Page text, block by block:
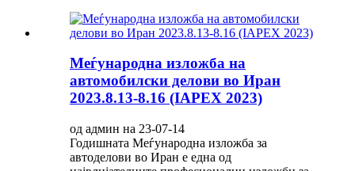
Меѓународна изложба на
автомобилски делови во Иран
2023.8.13-8.16 (IAPEX 2023)
од админ на 23-07-14
Годишната Меѓународна изложба за
автоделови во Иран е една од